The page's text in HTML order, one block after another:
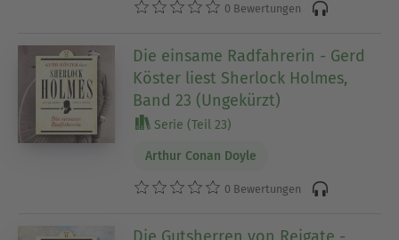
0 Bewertungen
Die einsame Radfahrerin - Gerd
Köster liest Sherlock Holmes,
Band 23 (Ungekürzt)
Serie (Teil 23)
Arthur Conan Doyle
0 Bewertungen